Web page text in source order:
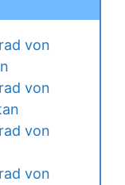
von
von
von
von